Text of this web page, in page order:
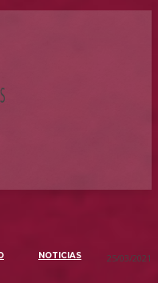
NOTICIAS 25/03/2021